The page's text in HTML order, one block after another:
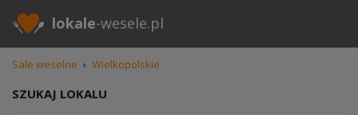
lokale-wesele.pl
Sale weselne › Wielkopolskie
SZUKAJ LOKALU